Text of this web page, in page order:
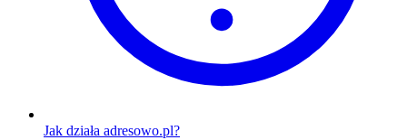
Jak działa adresowo.pl?